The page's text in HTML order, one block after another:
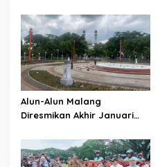
Alun-Alun Malang
Diresmikan Akhir Januari